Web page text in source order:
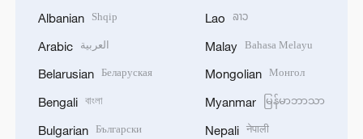
Albanian Shqip
Arabic العربية
Belarusian Беларуская
Bengali বাংলা
Bulgarian Български
Lao ລາວ
Malay Bahasa Melayu
Mongolian Монгол
Myanmar မြန်မာဘာသာ
Nepali नेपाली